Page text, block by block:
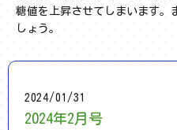
糖値を上昇させてしまいます。
しょう。
2024/01/31
2024年2月号